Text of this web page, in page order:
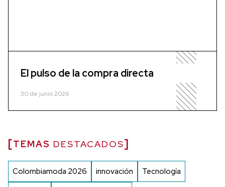
El pulso de la compra directa
30 de junio 2026
TEMAS DESTACADOS
Colombiamoda 2026 innovación Tecnología